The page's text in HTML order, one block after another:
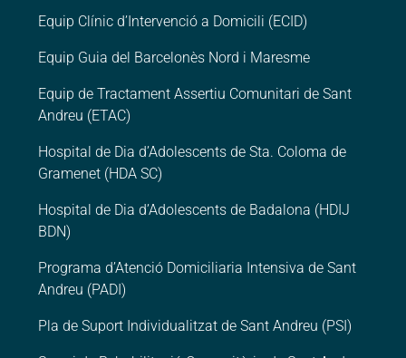
Equip Clínic d’Intervenció a Domicili (ECID)
Equip Guia del Barcelonès Nord i Maresme
Equip de Tractament Assertiu Comunitari de Sant
Andreu (ETAC)
Hospital de Dia d’Adolescents de Sta. Coloma de
Gramenet (HDA SC)
Hospital de Dia d’Adolescents de Badalona (HDIJ
BDN)
Programa d’Atenció Domiciliaria Intensiva de Sant
Andreu (PADI)
Pla de Suport Individualitzat de Sant Andreu (PSI)